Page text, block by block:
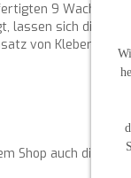
9 Wachs-
lassen sich die
von Kleber.
Shop auch die